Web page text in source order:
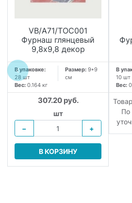
VB/A71/TOC001
Фурнаш глянцевый
9,8х9,8 декор
В упаковке:
28 шт
Размер: 9*9
см
Вес: 0.164 кг
307.20 руб.
шт
−
+
В КОРЗИНУ
В
10 шт
Вес:
По